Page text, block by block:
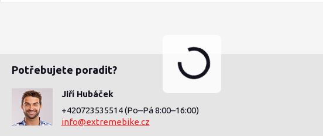
Potřebujete poradit?
Jiří Hubáček
+420723535514(Po–Pá 8:00–16:00)
info@extremebike.cz